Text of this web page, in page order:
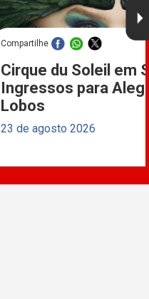
Compartilhe
Cirque du Soleil em
Ingressos para
Lobos
23 de agosto 2026